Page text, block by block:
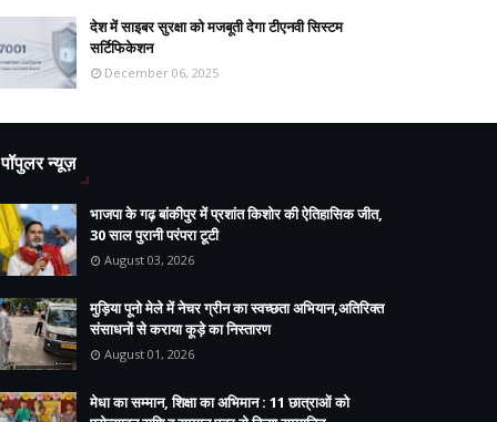
देश में साइबर सुरक्षा को मजबूती देगा टीएनवी सिस्टम
सर्टिफिकेशन
December 06, 2025
पॉपुलर न्यूज़
भाजपा के गढ़ बांकीपुर में प्रशांत किशोर की ऐतिहासिक जीत,
30 साल पुरानी परंपरा टूटी
August 03, 2026
मुड़िया पूनो मेले में नेचर ग्रीन का स्वच्छता अभियान,अतिरिक्त
संसाधनों से कराया कूड़े का निस्तारण
August 01, 2026
मेधा का सम्मान, शिक्षा का अभिमान : 11 छात्राओं को